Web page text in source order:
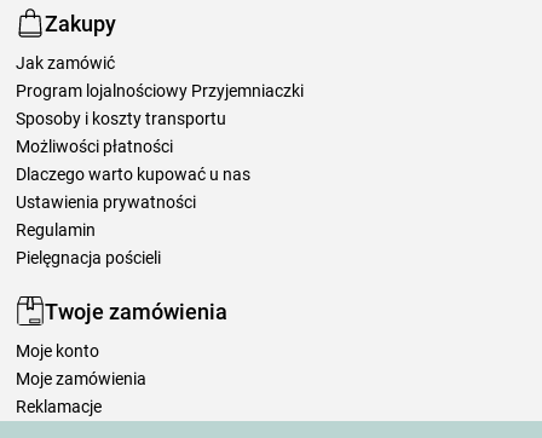
Zakupy
Jak zamówić
Program lojalnościowy Przyjemniaczki
Sposoby i koszty transportu
Możliwości płatności
Dlaczego warto kupować u nas
Ustawienia prywatności
Regulamin
Pielęgnacja pościeli
Twoje zamówienia
Moje konto
Moje zamówienia
Reklamacje